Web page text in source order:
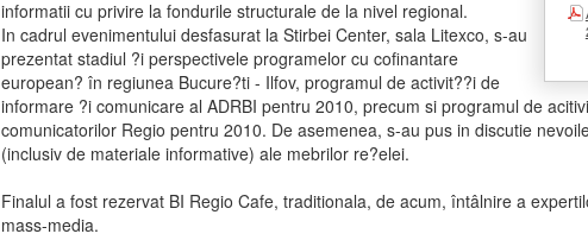
informatii cu privire la fondurile structurale de la nivel regional.
In cadrul evenimentului desfasurat la Stirbei Center, sala Litexco, s-au
prezentat stadiul ?i perspectivele programelor cu cofinantare
european? în regiunea Bucure?ti - Ilfov, programul de activit??i de
informare ?i comunicare al ADRBI pentru 2010, precum si programul de
comunicatorilor Regio pentru 2010. De asemenea, s-au pus in discutie
(inclusiv de materiale informative) ale mebrilor re?elei.
Finalul a fost rezervat BI Regio Cafe, traditionala, de acum, întâlnire a
mass-media.